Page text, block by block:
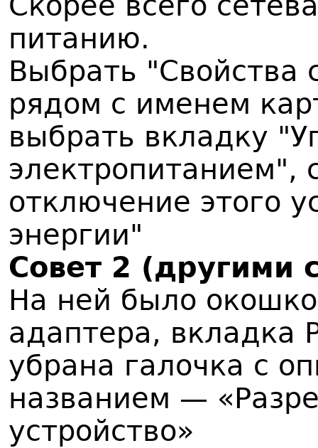
питанию.
Выбрать "Свойства
рядом с именем
выбрать вкладку
электропитанием",
отключение этого
энергии"
Совет 2 (другими
На ней было окошко
адаптера, вкладка
убрана галочка с
названием —
устройство»